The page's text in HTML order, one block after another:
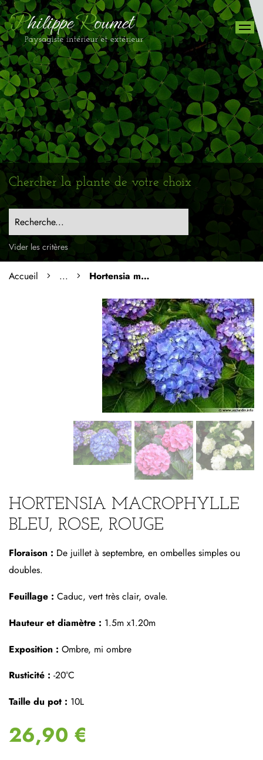
Chercher la plante de votre choix
Recherche...
Vider les critères
Accueil ... Hortensia macrophylle bleu, rose, rouge
HORTENSIA MACROPHYLLE
BLEU, ROSE, ROUGE
Floraison : De juillet à septembre, en ombelles simples ou
doubles.
Feuillage : Caduc, vert très clair, ovale.
Hauteur et diamètre : 1.5m x1.20m
Exposition : Ombre, mi ombre
Rusticité : -20°C
Taille du pot : 10L
26,90 €